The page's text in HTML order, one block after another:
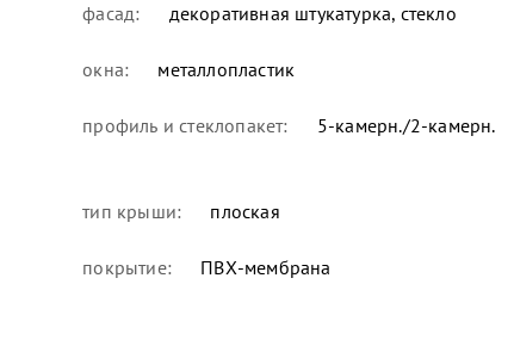
фасад: декоративная штукатурка, стекло
окна: металлопластик
профиль и стеклопакет: 5-камерн./2-камерн.
тип крыши: плоская
покрытие: ПВХ-мембрана